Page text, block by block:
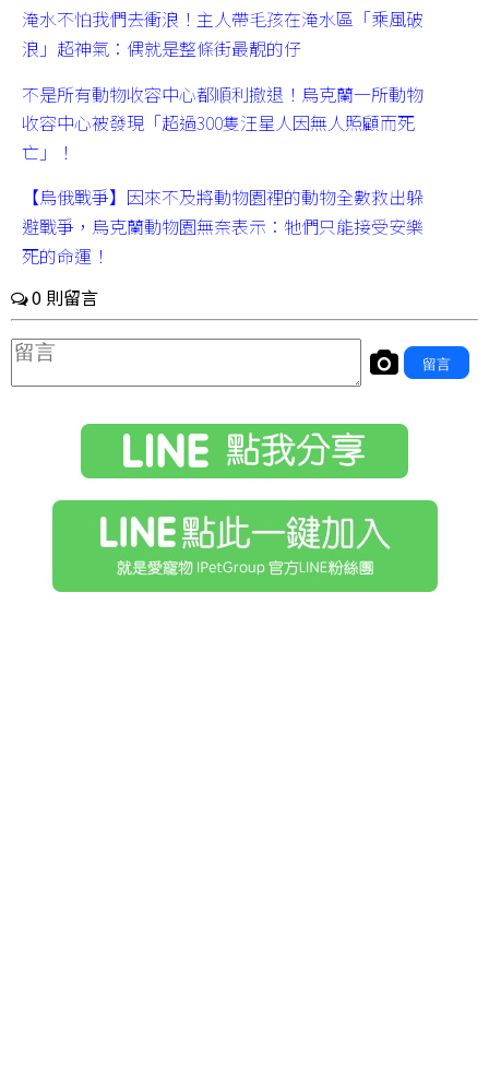
淹水不怕我們去衝浪！主人帶毛孩在淹水區「乘風破
浪」超神氣：偶就是整條街最靚的仔
不是所有動物收容中心都順利撤退！烏克蘭一所動物
收容中心被發現「超過300隻汪星人因無人照顧而死
亡」！
【烏俄戰爭】因來不及將動物園裡的動物全數救出躲
避戰爭，烏克蘭動物園無奈表示：牠們只能接受安樂
死的命運！